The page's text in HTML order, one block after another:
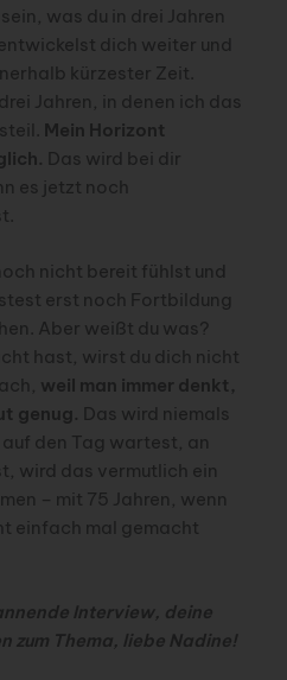
was du in drei Jahren
dich weiter und
kürzester Zeit.
Jahren, in denen ich das
Mein Horizont
Das wird bei dir
es jetzt noch
nicht bereit fühlst und
erst noch Fortbildung
Aber weißt du was?
hast, wirst du dich nicht
weil man immer denkt,
genug. Das wird niemals
den Tag wartest, an
wird das vermutlich ein
– mit 75 Jahren, wenn
einfach mal gemacht
Interview, deine
zum Thema, liebe Nadine!